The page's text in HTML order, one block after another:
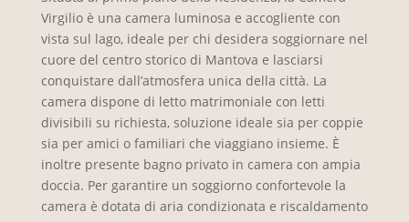
Virgilio è una camera luminosa e accogliente con
vista sul lago, ideale per chi desidera soggiornare nel
cuore del centro storico di Mantova e lasciarsi
conquistare dall’atmosfera unica della città. La
camera dispone di letto matrimoniale con letti
divisibili su richiesta, soluzione ideale sia per coppie
sia per amici o familiari che viaggiano insieme. È
inoltre presente bagno privato in camera con ampia
doccia. Per garantire un soggiorno confortevole la
camera è dotata di aria condizionata e riscaldamento